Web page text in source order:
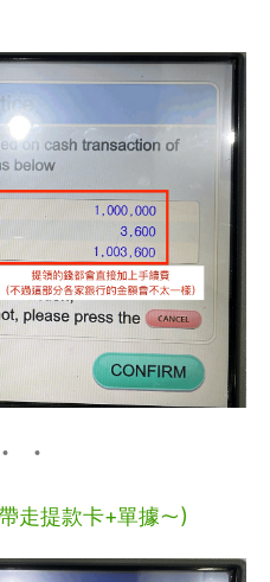
走提款卡+單據～）